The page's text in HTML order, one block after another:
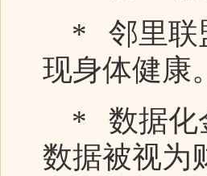
* 邻里联
现身体健康。
* 数据化
数据被视为